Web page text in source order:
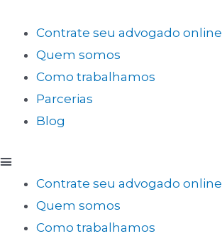
Contrate seu advogado online
Quem somos
Como trabalhamos
Parcerias
Blog
Contrate seu advogado online
Quem somos
Como trabalhamos